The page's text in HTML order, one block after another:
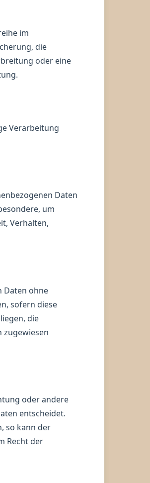
im
die
oder eine
Verarbeitung
Daten
um
Verhalten,
Daten ohne
sofern diese
die
zugewiesen
oder andere
entscheidet.
so kann der
Recht der